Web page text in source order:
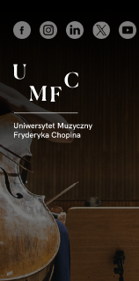
Strona
główna